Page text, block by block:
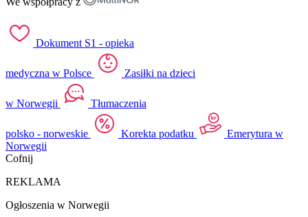
Dokument S1 - opieka
medyczna w Polsce Zasiłki na dzieci
w Norwegii Tłumaczenia
polsko - norweskie Korekta podatku
Emerytura w
Norwegii
Cofnij
REKLAMA
Ogłoszenia w Norwegii